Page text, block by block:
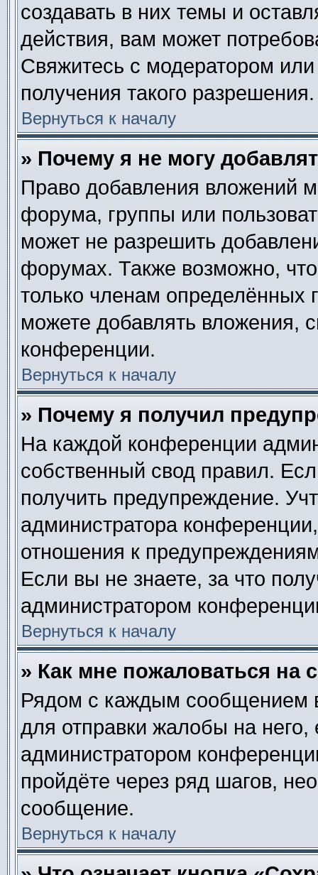
создавать в них темы и
действия, вам может
Свяжитесь с модератором
получения такого разрешения.
Вернуться к началу
» Почему я не могу
Право добавления вложений
форума, группы или
может не разрешить
форумах. Также возможно,
только членам определённых
можете добавлять вложения,
конференции.
Вернуться к началу
» Почему я получил
На каждой конференции
собственный свод правил.
получить предупреждение.
администратора
отношения к
Если вы не знаете, за что
администратором
Вернуться к началу
» Как мне пожаловаться на
Рядом с каждым сообщением
для отправки жалобы на него,
администратором
пройдёте через ряд шагов,
сообщение.
Вернуться к началу